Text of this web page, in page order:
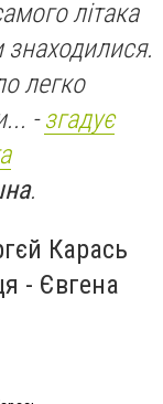
літака
знаходилися.
легко
-згадує
.
Карась
- Євгена